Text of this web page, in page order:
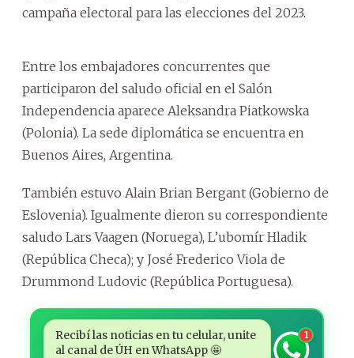
campaña electoral para las elecciones del 2023.
Entre los embajadores concurrentes que
participaron del saludo oficial en el Salón
Independencia aparece Aleksandra Piatkowska
(Polonia). La sede diplomática se encuentra en
Buenos Aires, Argentina.
También estuvo Alain Brian Bergant (Gobierno de
Eslovenia). Igualmente dieron su correspondiente
saludo Lars Vaagen (Noruega), L’ubomír Hladik
(República Checa); y José Frederico Viola de
Drummond Ludovic (República Portuguesa).
Recibí las noticias en tu celular, unite
al canal de ÚH en WhatsApp 🤩
1